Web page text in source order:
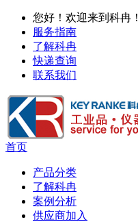
您好！欢迎来到科冉！
服务指南
了解科冉
快递查询
联系我们
首页
产品分类
了解科冉
案例分析
供应商加入